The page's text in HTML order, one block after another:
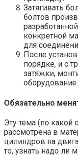
Затягивать
болтов
конкретной
для
После
порядке, и с
затяжки,
оборудование.
Обязательно
Эту тема (по какой
рассмотрена в
цилиндров на
то, узнать надо ли